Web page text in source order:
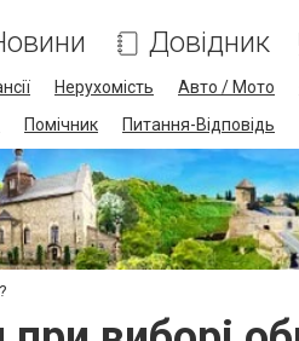
Довідник
Нерухомість Авто / Мото
Помічник Питання-Відповідь